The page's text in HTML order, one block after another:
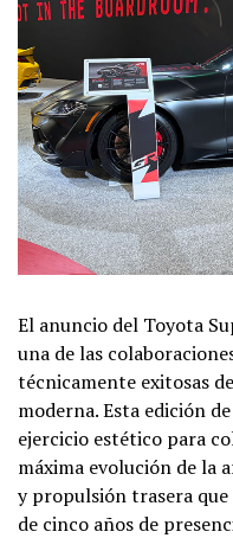
El anuncio del Toyota
una de las
técnicamente exitosas
moderna. Esta edición
ejercicio estético para
máxima evolución de la
y propulsión trasera
de cinco años de